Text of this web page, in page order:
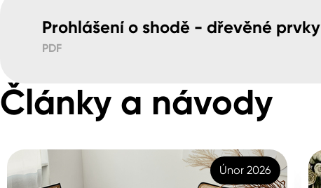
Prohlášení o shodě - dřevěné prvky
PDF
Články a návody
Únor 2026